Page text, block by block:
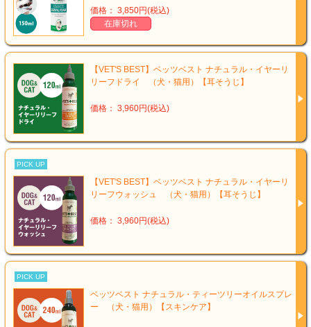
価格： 3,850円(税込)
在庫切れ
【VET'S BEST】ベッツベスト ナチュラル・イヤーリ
リーフドライ （犬・猫用）【耳そうじ】
価格： 3,960円(税込)
PICK UP
【VET'S BEST】ベッツベスト ナチュラル・イヤーリ
リーフウォッシュ （犬・猫用）【耳そうじ】
価格： 3,960円(税込)
PICK UP
ベッツベスト ナチュラル・ティーツリーオイルスプレ
ー （犬・猫用）【スキンケア】